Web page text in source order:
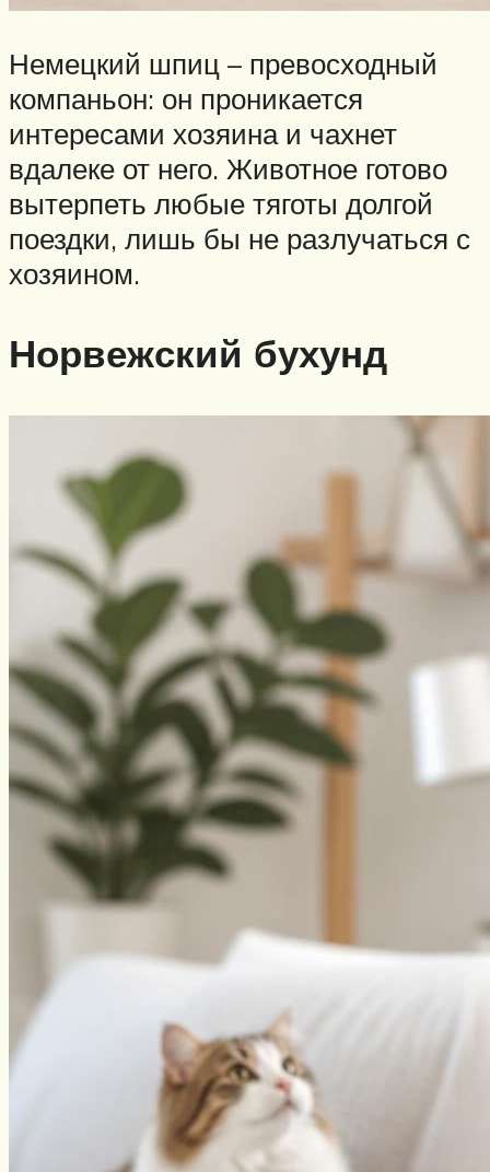
Немецкий шпиц – превосходный
компаньон: он проникается
интересами хозяина и чахнет
вдалеке от него. Животное готово
вытерпеть любые тяготы долгой
поездки, лишь бы не разлучаться с
хозяином.
Норвежский бухунд